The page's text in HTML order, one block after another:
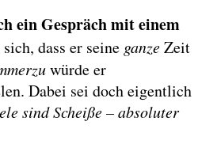
ein Gespräch mit einem
dass er seine ganzeZeit
würde er
Dabei sei doch eigentlich
sind Scheiße – absoluter